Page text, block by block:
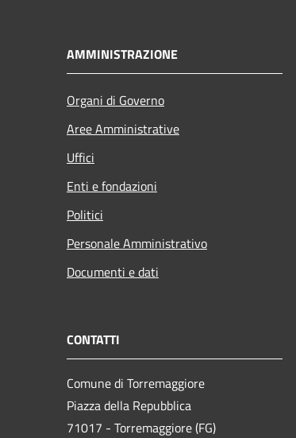
AMMINISTRAZIONE
Organi di Governo
Aree Amministrative
Uffici
Enti e fondazioni
Politici
Personale Amministrativo
Documenti e dati
CONTATTI
Comune di Torremaggiore
Piazza della Repubblica
71017 - Torremaggiore (FG)